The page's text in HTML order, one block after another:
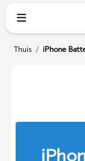
Thuis / iPhone